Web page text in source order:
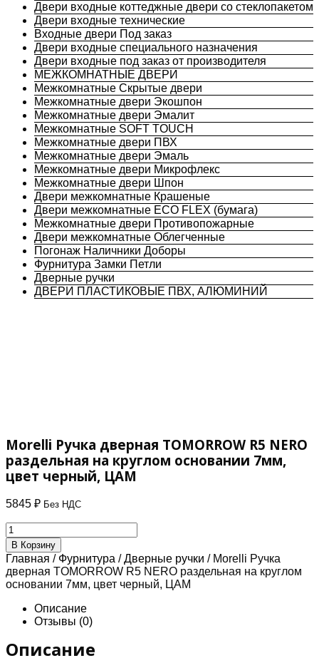
Двери входные коттеджные двери со стеклопакетом
Двери входные технические
Входные двери Под заказ
Двери входные специального назначения
Двери входные под заказ от производителя
МЕЖКОМНАТНЫЕ ДВЕРИ
Межкомнатные Скрытые двери
Межкомнатные двери Экошпон
Межкомнатные двери Эмалит
Межкомнатные SOFT TOUCH
Межкомнатные двери ПВХ
Межкомнатные двери Эмаль
Межкомнатные двери Микрофлекс
Межкомнатные двери Шпон
Двери межкомнатные Крашеные
Двери межкомнатные ECO FLEX (бумага)
Межкомнатные двери Противопожарные
Двери межкомнатные Облегченные
Погонаж Наличники Доборы
Фурнитура Замки Петли
Дверные ручки
ДВЕРИ ПЛАСТИКОВЫЕ ПВХ, АЛЮМИНИЙ
Morelli Ручка дверная TOMORROW R5 NERO
раздельная на круглом основании 7мм,
цвет черный, ЦАМ
5845 ₽ Без НДС
Количество
товара
Morelli
Ручка
дверная
TOMORROW
NERO
на
круглом
В Корзину
Главная / Фурнитура /Дверные ручки / Morelli Ручка
дверная TOMORROW R5 NERO раздельная на круглом
основании 7мм, цвет черный, ЦАМ
Описание
Отзывы (0)
Описание